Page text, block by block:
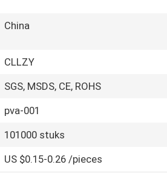
China
CLLZY
SGS, MSDS, CE, ROHS
pva-001
101000 stuks
US $0.15-0.26 /pieces